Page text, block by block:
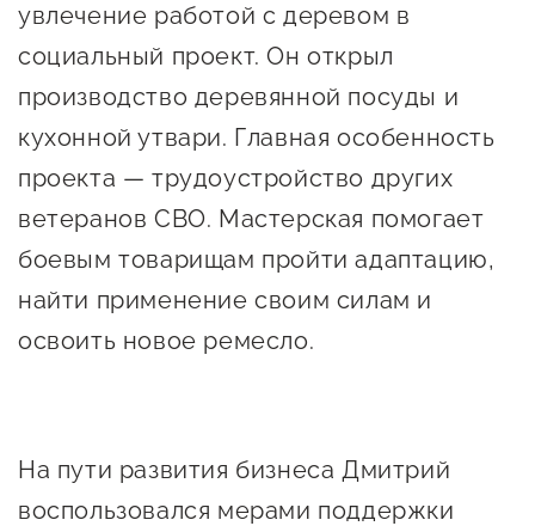
Поддержка креативного и
инновационно-
Поддержка социальных
предпринимателей
Поддержка экспортеров
Финансовая поддержка
Меры поддержки в условиях
Центры поддержки
увлечение работой с деревом в
социальный проект. Он открыл
производство деревянной посуды и
кухонной утвари. Главная особенность
проекта — трудоустройство других
ветеранов СВО. Мастерская помогает
боевым товарищам пройти адаптацию,
найти применение своим силам и
освоить новое ремесло.
На пути развития бизнеса Дмитрий
воспользовался мерами поддержки